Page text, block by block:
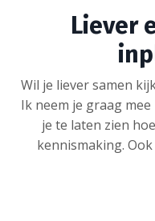
Liever
Wil je liever samen
Ik neem je graag
je te laten zien
kennismaking.